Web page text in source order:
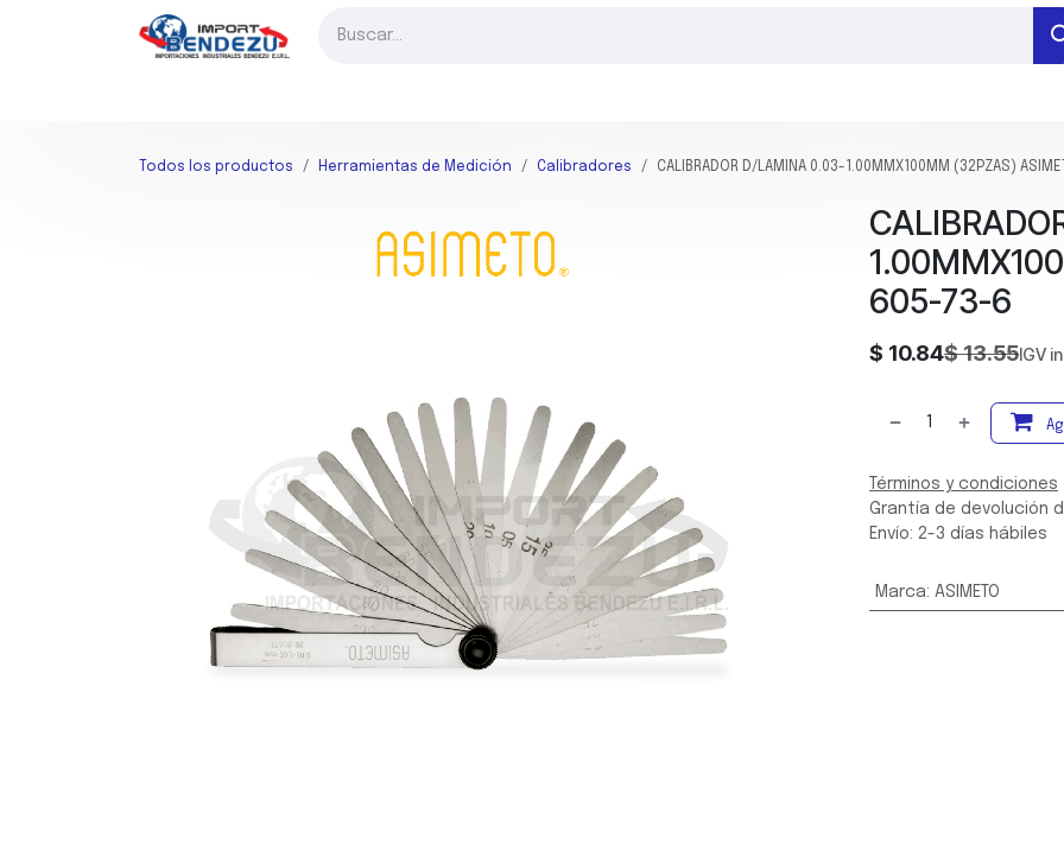
Todos los productos Herramientas de Medición Calibradores CALIBRADOR D/LAMINA 0.03-1.00MMX100MM (32PZAS)
605-73-6
$ 10.84$13.55IGV
Términos y condiciones
Grantía de devolución
Envío: 2-3 días hábiles
Marca: ASIMETO